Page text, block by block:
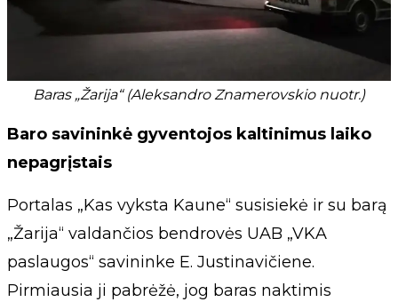
Baras „Žarija“ (Aleksandro Znamerovskio nuotr.)
Baro savininkė gyventojos kaltinimus laiko
nepagrįstais
Portalas „Kas vyksta Kaune“ susisiekė ir su barą
„Žarija“ valdančios bendrovės UAB „VKA
paslaugos“ savininke E. Justinavičiene.
Pirmiausia ji pabrėžė, jog baras naktimis